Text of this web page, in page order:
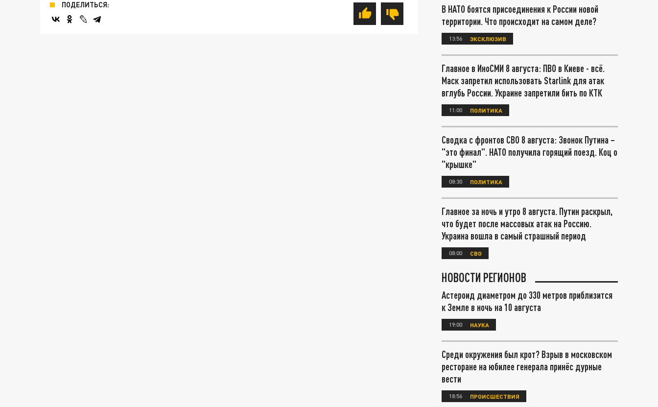
ПОДЕЛИТЬСЯ:
В НАТО боятся присоединения к России новой
территории. Что происходит на самом деле?
13:56 ЭКСКЛЮЗИВ
Главное в ИноСМИ 8 августа: ПВО в Киеве - всё.
Маск запретил использовать Starlink для атак
вглубь России. Украине запретили бить по КТК
11:00 ПОЛИТИКА
Сводка с фронтов СВО 8 августа: Звонок Путина –
"это финал". НАТО получила горящий поезд. Коц о
"крышке"
08:30 ПОЛИТИКА
Главное за ночь и утро 8 августа. Путин раскрыл,
что будет после массовых атак на Россию.
Украина вошла в самый страшный период
08:00 СВО
НОВОСТИ РЕГИОНОВ
Астероид диаметром до 330 метров приблизится
к Земле в ночь на 10 августа
19:00 НАУКА
Среди окружения был крот? Взрыв в московском
ресторане на юбилее генерала принёс дурные
вести
18:56 ПРОИСШЕСТВИЯ